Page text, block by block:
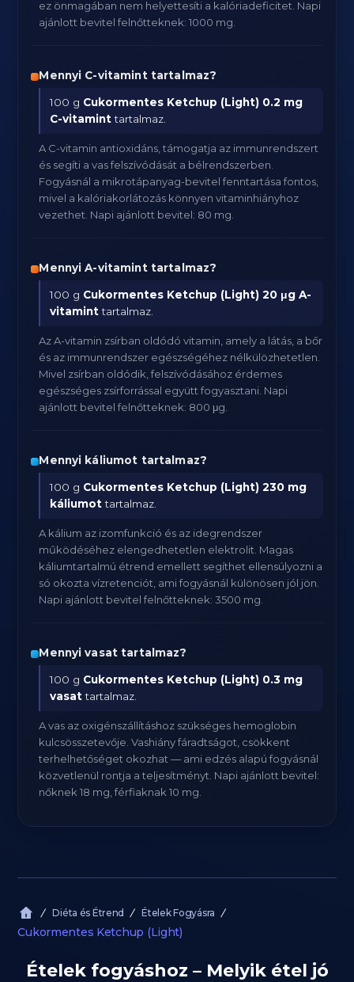
ez önmagában nem helyettesíti a kalóriadeficitet. Napi
ajánlott bevitel felnőtteknek: 1000 mg.
Mennyi C-vitamint tartalmaz?
100 g Cukormentes Ketchup (Light) 0.2 mg
C-vitaminttartalmaz.
A C-vitamin antioxidáns, támogatja az immunrendszert
és segíti a vas felszívódását a bélrendszerben.
Fogyásnál a mikrotápanyag-bevitel fenntartása fontos,
mivel a kalóriakorlátozás könnyen vitaminhiányhoz
vezethet. Napi ajánlott bevitel: 80 mg.
Mennyi A-vitamint tartalmaz?
100 g Cukormentes Ketchup (Light) 20 μg A-
vitaminttartalmaz.
Az A-vitamin zsírban oldódó vitamin, amely a látás, a bőr
és az immunrendszer egészségéhez nélkülözhetetlen.
Mivel zsírban oldódik, felszívódásához érdemes
egészséges zsírforrással együtt fogyasztani. Napi
ajánlott bevitel felnőtteknek: 800 μg.
Mennyi káliumot tartalmaz?
100 g Cukormentes Ketchup (Light) 230 mg
káliumottartalmaz.
A kálium az izomfunkció és az idegrendszer
működéséhez elengedhetetlen elektrolit. Magas
káliumtartalmú étrend emellett segíthet ellensúlyozni a
só okozta vízretenciót, ami fogyásnál különösen jól jön.
Napi ajánlott bevitel felnőtteknek: 3500 mg.
Mennyi vasat tartalmaz?
100 g Cukormentes Ketchup (Light) 0.3 mg
vasattartalmaz.
A vas az oxigénszállításhoz szükséges hemoglobin
kulcsösszetevője. Vashiány fáradtságot, csökkent
terhelhetőséget okozhat — ami edzés alapú fogyásnál
közvetlenül rontja a teljesítményt. Napi ajánlott bevitel:
nőknek 18 mg, férfiaknak 10 mg.
Diéta és Étrend Ételek Fogyásra
Cukormentes Ketchup (Light)
Ételek fogyáshoz – Melyik étel jó